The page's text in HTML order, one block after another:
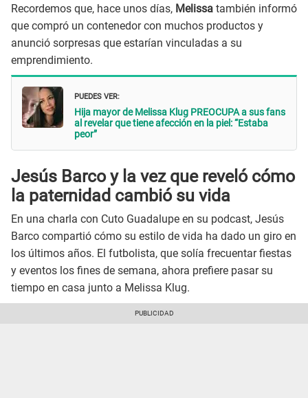
Recordemos que, hace unos días, Melissa también informó
que compró un contenedor con muchos productos y
anunció sorpresas que estarían vinculadas a su
emprendimiento.
PUEDES VER:
Hija mayor de Melissa Klug PREOCUPA a sus fans
al revelar que tiene afección en la piel: “Estaba
peor”
Jesús Barco y la vez que reveló cómo
la paternidad cambió su vida
En una charla con Cuto Guadalupe en su podcast, Jesús
Barco compartió cómo su estilo de vida ha dado un giro en
los últimos años. El futbolista, que solía frecuentar fiestas
y eventos los fines de semana, ahora prefiere pasar su
tiempo en casa junto a Melissa Klug.